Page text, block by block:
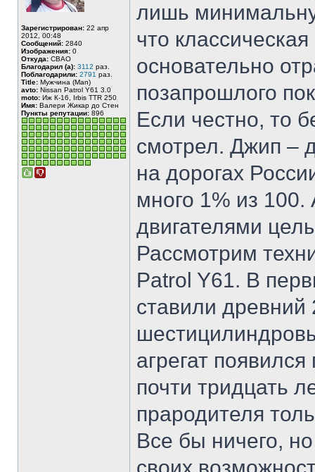
Зарегистрирован: 22 апр
2012, 00:48
Сообщений: 2840
Изображения: 0
Откуда: СВАО
Благодарил (а): 3112 раз.
Поблагодарили: 2791 раз.
Title: Мужчина (Man)
avto: Nissan Patrol Y61 3.0
moto: Иж К-16, Irbis TTR 250
Имя: Валери Жикар до Стен
Пункты репутации: 896
лишь
что
основательно
позапрошлого
Если честно, то
смотрел. Джип –
на дорогах
много 1% из
двигателями
Рассмотрим
Patrol Y61. В
ставили
агрегат
почти тридцать
прародителя
Все бы ничего,